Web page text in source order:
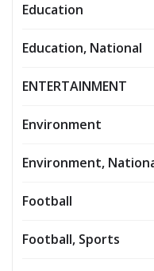
Education
Education, National
ENTERTAINMENT
Environment
Environment,
Football
Football, Sports